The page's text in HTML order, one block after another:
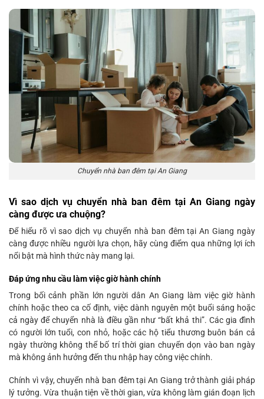
Chuyển nhà ban đêm tại An Giang
Vì sao dịch vụ chuyển nhà ban đêm tại An Giang ngày
càng được ưa chuộng?
Để hiểu rõ vì sao dịch vụ chuyển nhà ban đêm tại An Giang ngày
càng được nhiều người lựa chọn, hãy cùng điểm qua những lợi ích
nổi bật mà hình thức này mang lại.
Đáp ứng nhu cầu làm việc giờ hành chính
Trong bối cảnh phần lớn người dân An Giang làm việc giờ hành
chính hoặc theo ca cố định, việc dành nguyên một buổi sáng hoặc
cả ngày để chuyển nhà là điều gần như “bất khả thi”. Các gia đình
có người lớn tuổi, con nhỏ, hoặc các hộ tiểu thương buôn bán cả
ngày thường không thể bố trí thời gian chuyển dọn vào ban ngày
mà không ảnh hưởng đến thu nhập hay công việc chính.
Chính vì vậy, chuyển nhà ban đêm tại An Giang trở thành giải pháp
lý tưởng. Vừa thuận tiện về thời gian, vừa không làm gián đoạn lịch